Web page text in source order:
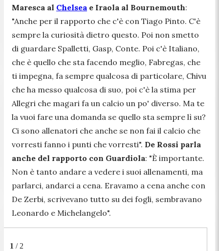
Maresca al Chelsea e Iraola al Bournemouth:
"Anche per il rapporto che c'è con Tiago Pinto. C'è
sempre la curiosità dietro questo. Poi non smetto
di guardare Spalletti, Gasp, Conte. Poi c'è Italiano,
che è quello che sta facendo meglio, Fabregas, che
ti impegna, fa sempre qualcosa di particolare, Chivu
che ha messo qualcosa di suo, poi c'è la stima per
Allegri che magari fa un calcio un po' diverso. Ma te
la vuoi fare una domanda se quello sta sempre lì su?
Ci sono allenatori che anche se non fai il calcio che
vorresti fanno i punti che vorresti". De Rossi parla
anche del rapporto con Guardiola: "È importante.
Non è tanto andare a vedere i suoi allenamenti, ma
parlarci, andarci a cena. Eravamo a cena anche con
De Zerbi, scrivevano tutto su dei fogli, sembravano
Leonardo e Michelangelo".
1 /2